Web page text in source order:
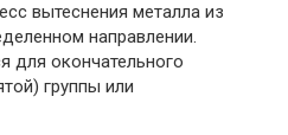
вытеснения металла из
направлении.
для окончательного
группы или